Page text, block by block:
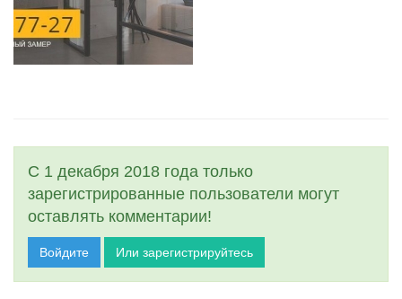
С 1 декабря 2018 года только
зарегистрированные пользователи могут
оставлять комментарии!
Войдите Или зарегистрируйтесь